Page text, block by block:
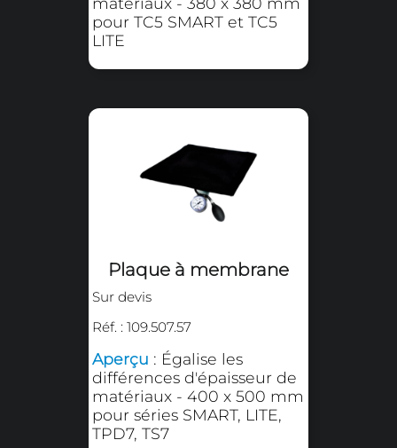
Chariot Coulissant
Sur devis
Aperçu
pour presse à chaud